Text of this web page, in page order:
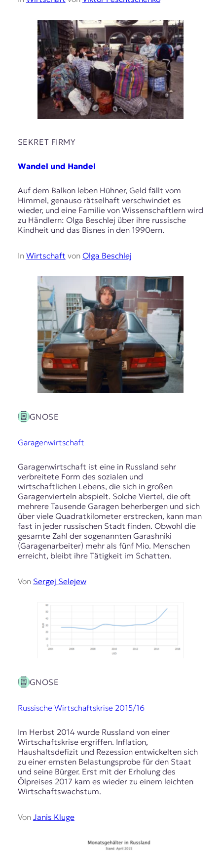
SEKRET FIRMY
Wandel und Handel
Auf dem Balkon leben Hühner, Geld fällt vom
Himmel, genauso rätselhaft verschwindet es
wieder, und eine Familie von Wissenschaftlern wird
zu Händlern: Olga Beschlej über ihre russische
Kindheit und das Bisnes in den 1990ern.
In Wirtschaft von Olga Beschlej
GNOSE
Garagenwirtschaft
Garagenwirtschaft ist eine in Russland sehr
verbreitete Form des sozialen und
wirtschaftlichen Lebens, die sich in großen
Garagenvierteln abspielt. Solche Viertel, die oft
mehrere Tausende Garagen beherbergen und sich
über viele Quadratkilometer erstrecken, kann man
fast in jeder russischen Stadt finden. Obwohl die
gesamte Zahl der sogenannten Garashniki
(Garagenarbeiter) mehr als fünf Mio. Menschen
erreicht, bleibt ihre Tätigkeit im Schatten.
Von Sergej Selejew
GNOSE
Russische Wirtschaftskrise 2015/16
Im Herbst 2014 wurde Russland von einer
Wirtschaftskrise ergriffen. Inflation,
Haushaltsdefizit und Rezession entwickelten sich
zu einer ernsten Belastungsprobe für den Staat
und seine Bürger. Erst mit der Erholung des
Ölpreises 2017 kam es wieder zu einem leichten
Wirtschaftswachstum.
Von Janis Kluge